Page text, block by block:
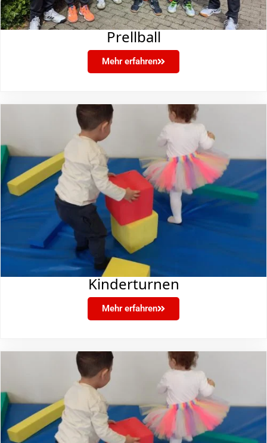
Prellball
Mehr erfahren
Kinderturnen
Mehr erfahren